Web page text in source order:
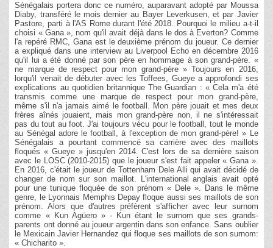
Sénégalais portera donc ce numéro, auparavant adopté par Moussa
Diaby, transféré le mois dernier au Bayer Leverkusen, et par Javier
Pastore, parti à l'AS Rome durant l'été 2018. Pourquoi le milieu a-t-il
choisi « Gana », nom qu'il avait déjà dans le dos à Everton? Comme
l'a repéré RMC, Gana est le deuxième prénom du joueur. Ce dernier
a expliqué dans une interview au Liverpool Echo en décembre 2016
qu'il lui a été donné par son père en hommage à son grand-père. «
ne marque de respect pour mon grand-père » Toujours en 2016,
lorqu'il venait de débuter avec les Toffees, Gueye a approfondi ses
explications au quotidien britannique The Guardian : « Cela m'a été
transmis comme une marque de respect pour mon grand-père,
même s'il n'a jamais aimé le football. Mon père jouait et mes deux
frères aînés jouaient, mais mon grand-père non, il ne s'intéressait
pas du tout au foot. J'ai toujours vécu pour le football, tout le monde
au Sénégal adore le football, à l'exception de mon grand-père! » Le
Sénégalais a pourtant commencé sa carrière avec des maillots
floqués « Gueye » jusqu'en 2014. C'est lors de sa dernière saison
avec le LOSC (2010-2015) que le joueur s'est fait appeler « Gana ».
En 2016, c'était le joueur de Tottenham Dele Alli qui avait décidé de
changer de nom sur son maillot. L'international anglais avait opté
pour une tunique floquée de son prénom « Dele ». Dans le même
genre, le Lyonnais Memphis Depay floque aussi ses maillots de son
prénom. Alors que d'autres préfèrent s'afficher avec leur surnom
comme « Kun Agüero » - Kun étant le surnom que ses grands-
parents ont donné au joueur argentin dans son enfance. Sans oublier
le Mexicain Javier Hernandez qui floque ses maillots de son surnom:
« Chicharito ».